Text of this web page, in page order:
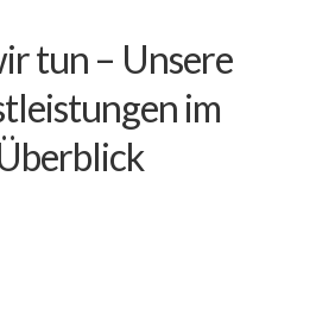
tun – Unsere
im